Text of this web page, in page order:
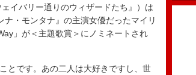
イバリー通りのウィザードたち』）は
ナ・モンタナ』の主演女優だったマイリ
」が＜主題歌賞＞にノミネートされ
とです。あの二人は大好きですし、世